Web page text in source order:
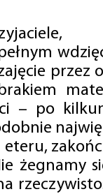
przez
– po
żegnamy